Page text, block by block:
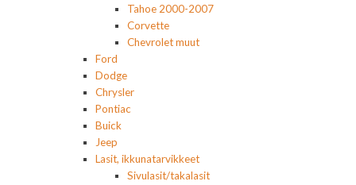
Tahoe 2000-2007
Corvette
Chevrolet muut
Ford
Dodge
Chrysler
Pontiac
Buick
Jeep
Lasit, ikkunatarvikkeet
Sivulasit/takalasit